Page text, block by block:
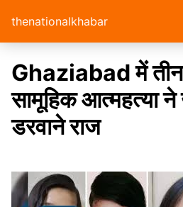
thenationalkhabar
Ghaziabad में तीन
सामूहिक आत्महत्या
डरवाने राज